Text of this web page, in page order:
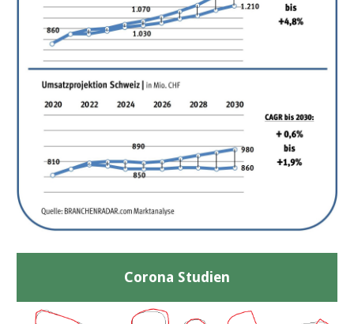
Corona Studien